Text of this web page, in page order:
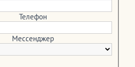
Телефон
Мессенджер